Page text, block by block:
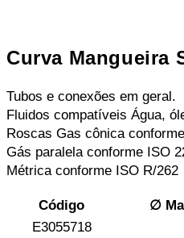
Curva Mangueira
Tubos e conexões em geral.
Fluidos compatíveis Água,
Roscas Gas cônica
Gás paralela conforme ISO
Métrica conforme ISO R/262
Código ∅
E3055718